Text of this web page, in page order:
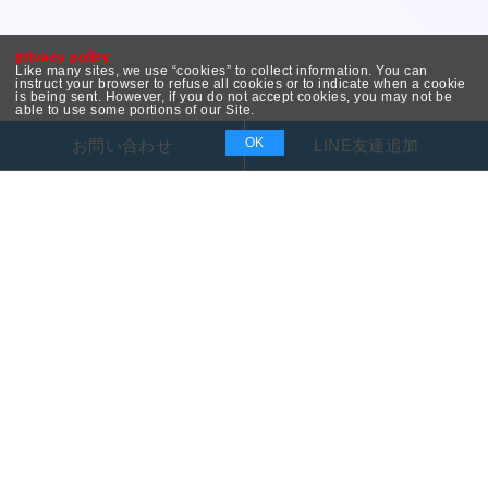
privacy policy
Like many sites, we use “cookies” to collect information. You can
instruct your browser to refuse all cookies or to indicate when a cookie
is being sent. However, if you do not accept cookies, you may not be
able to use some portions of our Site.
OK
お問い合わせ LINE友達追加